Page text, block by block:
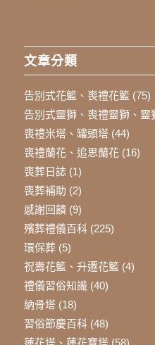
文章分類
告別式花籃、喪禮花籃(75)
告別式靈獅、喪禮靈獅、靈
喪禮米塔、罐頭塔(44)
喪禮蘭花、追思蘭花(16)
喪葬日誌(1)
喪葬補助 (2)
感謝回饋(9)
殯葬禮儀百科(225)
環保葬(5)
祝壽花籃、升遷花籃(4)
禮儀習俗知識(40)
納骨塔(18)
習俗節慶百科(48)
蓮花塔、蓮花寶塔(58)